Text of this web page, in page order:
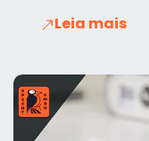
Leia mais